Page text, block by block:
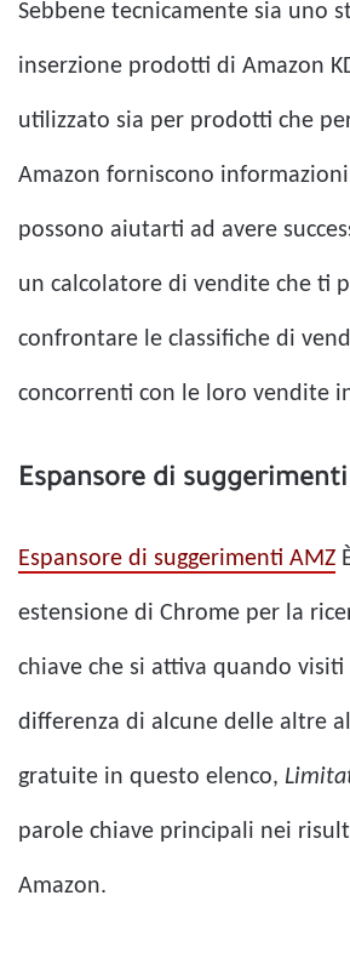
Sebbene tecnicamente sia uno
inserzione prodotti di Amazon
utilizzato sia per prodotti che
Amazon forniscono
possono aiutarti ad avere
un calcolatore di vendite che ti
confrontare le classifiche di
concorrenti con le loro vendite
Espansore di
Espansore di suggerimenti AMZ
estensione di Chrome per la
chiave che si attiva quando visiti
differenza di alcune delle altre
gratuite in questo elenco,
parole chiave principali nei
Amazon.